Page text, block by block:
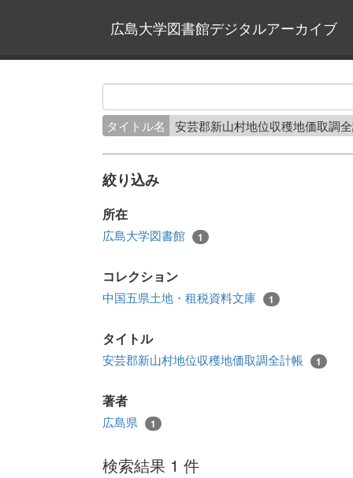
広島大学図書館デジタルアーカイブ
タイトル名 安芸郡新山村地位収穫地価取調
絞り込み
所在
広島大学図書館 1
コレクション
中国五県土地・租税資料文庫 1
タイトル
安芸郡新山村地位収穫地価取調全計帳 1
著者
広島県 1
検索結果 1 件